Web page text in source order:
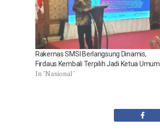
Rakernas SMSI Berlangsung Dinamis,
Firdaus Kembali Terpilih Jadi Ketua Umum
In "Nasional"